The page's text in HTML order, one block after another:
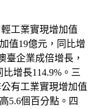
工業實現增加值
值19億元，同比增
臺企業成倍增長，
增長114.9%。三
有工業實現增加值
5.6個百分點。四